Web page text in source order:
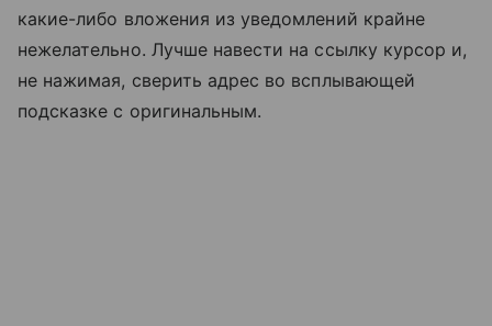
какие-либо вложения из уведомлений крайне
нежелательно. Лучше навести на ссылку курсор и,
не нажимая, сверить адрес во всплывающей
подсказке с оригинальным.